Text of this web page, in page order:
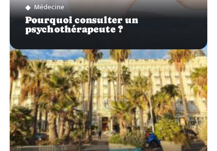
Médecine
Pourquoi consulter un
psychothérapeute ?